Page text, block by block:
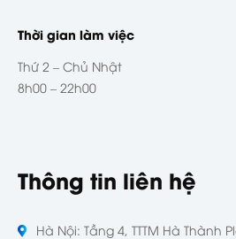
Thời gian làm việc
Thứ 2 – Chủ Nhật
8h00 – 22h00
Thông tin liên hệ
Hà Nội: Tầng 4, TTTM Hà Thành